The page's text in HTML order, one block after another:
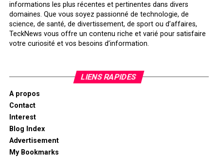
informations les plus récentes et pertinentes dans divers
domaines. Que vous soyez passionné de technologie, de
science, de santé, de divertissement, de sport ou d’affaires,
TeckNews vous offre un contenu riche et varié pour satisfaire
votre curiosité et vos besoins d’information.
LIENS RAPIDES
A propos
Contact
Interest
Blog Index
Advertisement
My Bookmarks